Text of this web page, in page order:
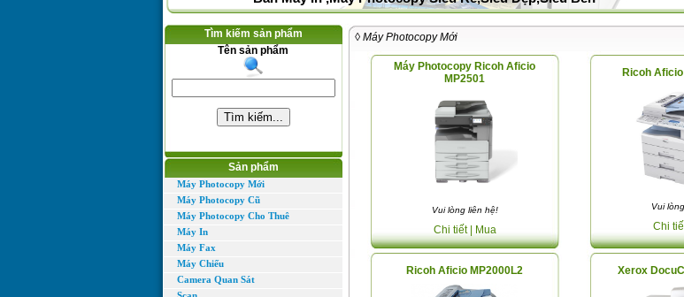
Tìm kiếm sản phẩm
Tên sản phẩm
Sản phẩm
Máy Photocopy Mới
Máy Photocopy Cũ
Máy Photocopy Cho Thuê
Máy In
Máy Fax
Máy Chiếu
Camera Quan Sát
◊ Máy Photocopy Mới
Máy Photocopy Ricoh Aficio
MP2501
Vui lòng liên hệ!
Chi tiết | Mua
Ricoh
Vui
Chi
Ricoh Aficio MP2000L2 Xerox